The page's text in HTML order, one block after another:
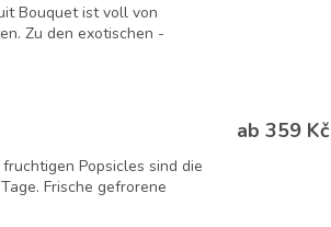
Bouquet ist voll von
Zu den exotischen -
Popsicles sind die
Frische gefrorene
ab 359 Kč